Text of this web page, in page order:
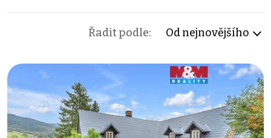
Řadit podle: Od nejnovějšího